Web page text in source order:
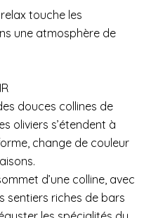
touche les
une atmosphère de
douces collines de
oliviers s’étendent à
change de couleur
d’une colline, avec
sentiers riches de bars